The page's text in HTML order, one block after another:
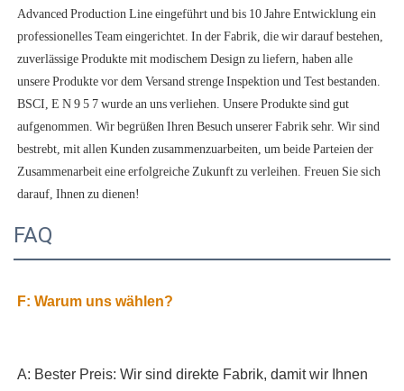
Advanced Production Line eingeführt und bis 10 Jahre Entwicklung ein
professionelles Team eingerichtet. In der Fabrik, die wir darauf bestehen,
zuverlässige Produkte mit modischem Design zu liefern, haben alle
unsere Produkte vor dem Versand strenge Inspektion und Test bestanden.
BSCI, E N 9 5 7 wurde an uns verliehen. Unsere Produkte sind gut
aufgenommen. Wir begrüßen Ihren Besuch unserer Fabrik sehr. Wir sind
bestrebt, mit allen Kunden zusammenzuarbeiten, um beide Parteien der
Zusammenarbeit eine erfolgreiche Zukunft zu verleihen. Freuen Sie sich
FAQ
A: Bester Preis: Wir sind direkte Fabrik, damit wir Ihnen